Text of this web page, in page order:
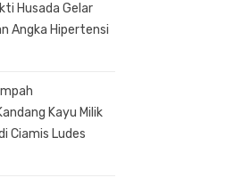
Husada Gelar
Angka Hipertensi
Kayu Milik
Ciamis Ludes